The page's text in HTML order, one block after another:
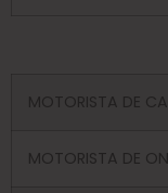
MOTORISTA DE
MOTORISTA DE